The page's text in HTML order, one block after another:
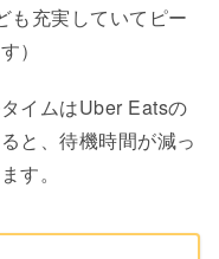
も充実していてピー
）
イムはUber Eatsの
と、待機時間が減っ
す。